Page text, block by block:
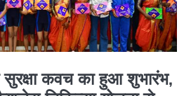
सुरक्षा कवच का हुआ शुभारंभ,